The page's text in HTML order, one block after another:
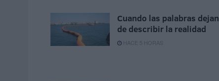
Cuando las palabras dejan
de describir la realidad
HACE 5 HORAS